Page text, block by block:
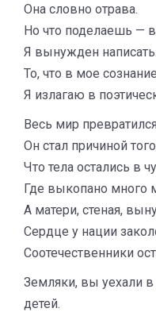
Она словно отрава.
Но что поделаешь —
Я вынужден написать.
То, что в мое
Я излагаю в
Весь мир
Он стал причиной
Что тела остались в
Где выкопано много
А матери, стеная,
Сердце у нации
Соотечественники
Земляки, вы уехали в
детей.